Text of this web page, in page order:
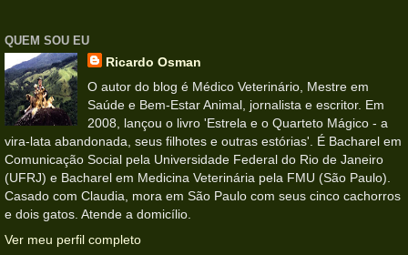
QUEM SOU EU
Ricardo Osman
O autor do blog é Médico Veterinário, Mestre em
Saúde e Bem-Estar Animal, jornalista e escritor. Em
2008, lançou o livro 'Estrela e o Quarteto Mágico - a
vira-lata abandonada, seus filhotes e outras estórias'. É Bacharel em
Comunicação Social pela Universidade Federal do Rio de Janeiro
(UFRJ) e Bacharel em Medicina Veterinária pela FMU (São Paulo).
Casado com Claudia, mora em São Paulo com seus cinco cachorros
e dois gatos. Atende a domicílio.
Ver meu perfil completo